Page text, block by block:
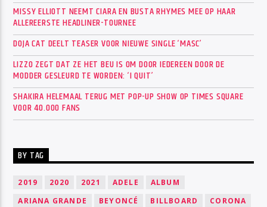
MISSY ELLIOTT NEEMT CIARA EN BUSTA RHYMES MEE OP HAAR
ALLEREERSTE HEADLINER-TOURNEE
DOJA CAT DEELT TEASER VOOR NIEUWE SINGLE ‘MASC’
LIZZO ZEGT DAT ZE HET BEU IS OM DOOR IEDEREEN DOOR DE
MODDER GESLEURD TE WORDEN: ‘I QUIT’
SHAKIRA HELEMAAL TERUG MET POP-UP SHOW OP TIMES SQUARE
VOOR 40.000 FANS
BY TAG
2019 2020 2021 ADELE
ALBUM
ARIANA GRANDE
BEYONCÉ BILLBOARD
CORONA